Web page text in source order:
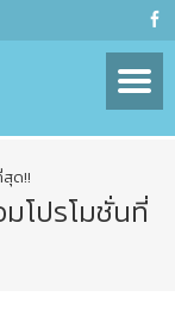
ด!!
โปรโมชั่นที่